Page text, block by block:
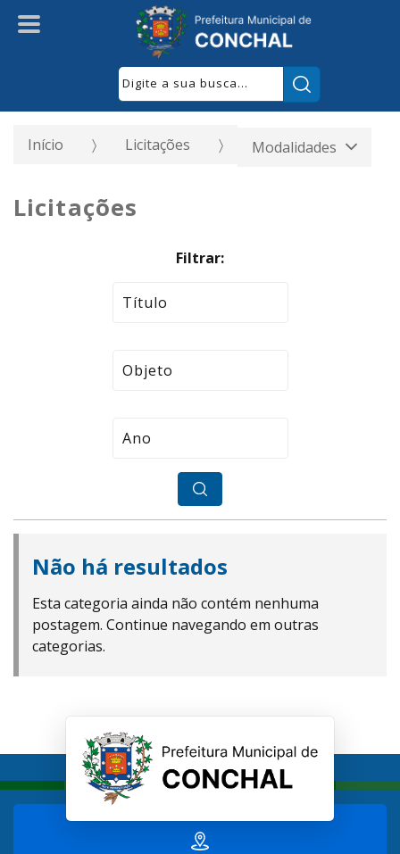
Início Licitações Modalidades
Licitações
Filtrar:
Não há resultados
Esta categoria ainda não contém nenhuma
postagem. Continue navegando em outras
categorias.